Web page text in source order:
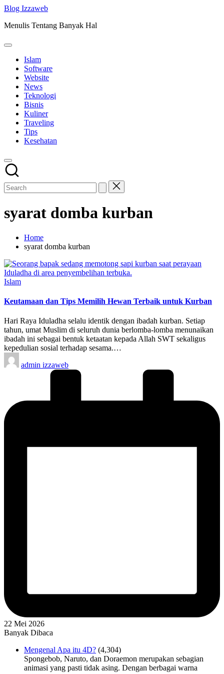
Skip
content
Blog Izzaweb
Menulis Tentang Banyak Hal
Islam
Software
Website
News
Teknologi
Bisnis
Kuliner
Traveling
Tips
Kesehatan
syarat domba kurban
Home
syarat domba kurban
Posted
Islam
Keutamaan dan Tips Memilih Hewan Terbaik untuk Kurban
Hari Raya Iduladha selalu identik dengan ibadah kurban. Setiap
tahun, umat Muslim di seluruh dunia berlomba-lomba menunaikan
ibadah ini sebagai bentuk ketaatan kepada Allah SWT sekaligus
kepedulian sosial terhadap sesama.…
Posted
by
admin izzaweb
22 Mei 2026
Banyak Dibaca
Mengenal Apa itu 4D? (4,304)
Spongebob, Naruto, dan Doraemon merupakan sebagian
animasi yang pasti tidak asing. Dengan berbagai warna